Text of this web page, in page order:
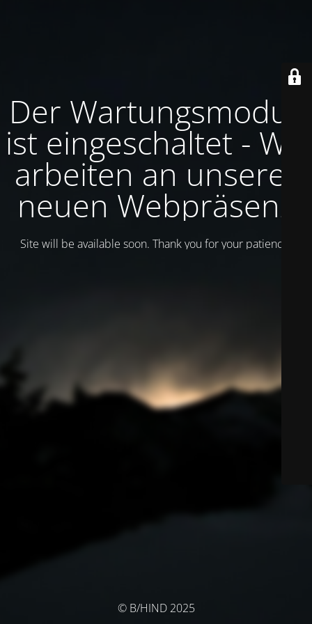
Der Wartungsmodus
ist eingeschaltet - Wir
arbeiten an unserer
neuen Webpräsenz
Site will be available soon. Thank you for your patience!
© B/HIND 2025